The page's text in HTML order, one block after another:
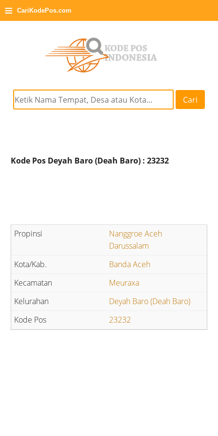
≡ CariKodePos.com
Cari
Kode Pos Deyah Baro (Deah Baro) : 23232
Nanggroe Aceh
Darussalam
Banda Aceh
Meuraxa
Deyah Baro (Deah Baro)
23232